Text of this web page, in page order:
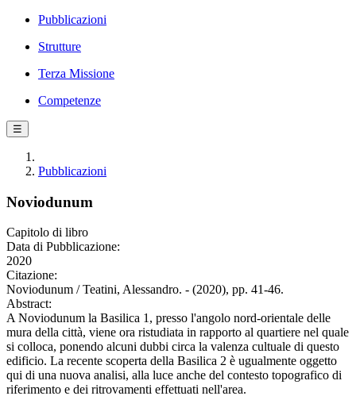
Pubblicazioni
Strutture
Terza Missione
Competenze
☰
Pubblicazioni
Noviodunum
Capitolo di libro
Data di Pubblicazione:
2020
Citazione:
Noviodunum / Teatini, Alessandro. - (2020), pp. 41-46.
Abstract:
A Noviodunum la Basilica 1, presso l'angolo nord-orientale delle
mura della città, viene ora ristudiata in rapporto al quartiere nel quale
si colloca, ponendo alcuni dubbi circa la valenza cultuale di questo
edificio. La recente scoperta della Basilica 2 è ugualmente oggetto
qui di una nuova analisi, alla luce anche del contesto topografico di
riferimento e dei ritrovamenti effettuati nell'area.